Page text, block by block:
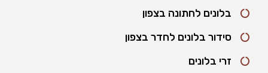
בלונים לחתונה בצפון
סידור בלונים לחדר בצפון
זרי בלונים